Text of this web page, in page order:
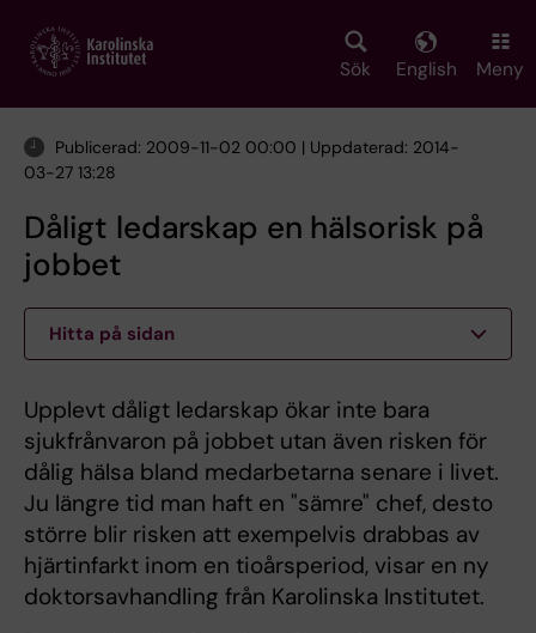
main
Sök English Meny
Publicerad: 2009-11-02 00:00 | Uppdaterad: 2014-
03-27 13:28
Dåligt ledarskap en hälsorisk på
jobbet
Hitta på sidan
Upplevt dåligt ledarskap ökar inte bara
sjukfrånvaron på jobbet utan även risken för
dålig hälsa bland medarbetarna senare i livet.
Ju längre tid man haft en "sämre" chef, desto
större blir risken att exempelvis drabbas av
hjärtinfarkt inom en tioårsperiod, visar en ny
doktorsavhandling från Karolinska Institutet.